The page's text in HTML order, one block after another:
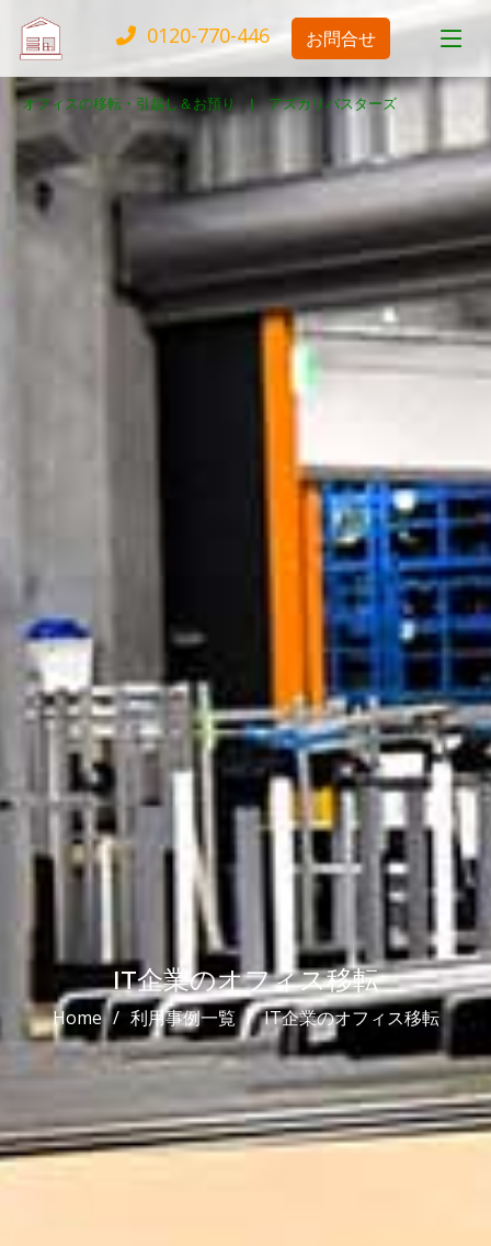
0120-770-446 お問合せ
オフィスの移転・引越し＆お預り |アズカリバスターズ
IT企業のオフィス移転
Home 利用事例一覧 IT企業のオフィス移転